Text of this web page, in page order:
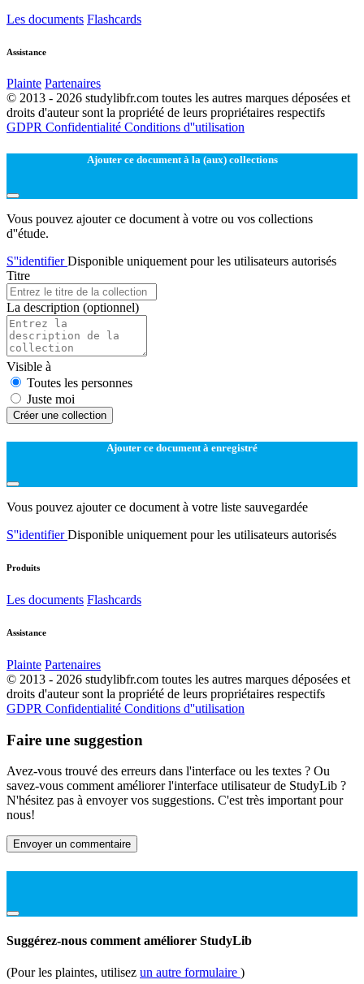
Les documents Flashcards
Assistance
Plainte Partenaires
© 2013 - 2026 studylibfr.com toutes les autres marques déposées et
droits d'auteur sont la propriété de leurs propriétaires respectifs
GDPR Confidentialité Conditions d''utilisation
Ajouter ce document à la (aux) collections
Vous pouvez ajouter ce document à votre ou vos collections
d''étude.
S''identifierDisponible uniquement pour les utilisateurs autorisés
Titre
La description (optionnel)
Visible à
Toutes les personnes
Juste moi
Créer une collection
Ajouter ce document à enregistré
Vous pouvez ajouter ce document à votre liste sauvegardée
S''identifierDisponible uniquement pour les utilisateurs autorisés
Produits
Les documents Flashcards
Assistance
Plainte Partenaires
© 2013 - 2026 studylibfr.com toutes les autres marques déposées et
droits d'auteur sont la propriété de leurs propriétaires respectifs
GDPR Confidentialité Conditions d''utilisation
Faire une suggestion
Avez-vous trouvé des erreurs dans l'interface ou les textes ? Ou
savez-vous comment améliorer l'interface utilisateur de StudyLib ?
N'hésitez pas à envoyer vos suggestions. C'est très important pour
nous!
Envoyer un commentaire
Suggérez-nous comment améliorer StudyLib
(Pour les plaintes, utilisez un autre formulaire )